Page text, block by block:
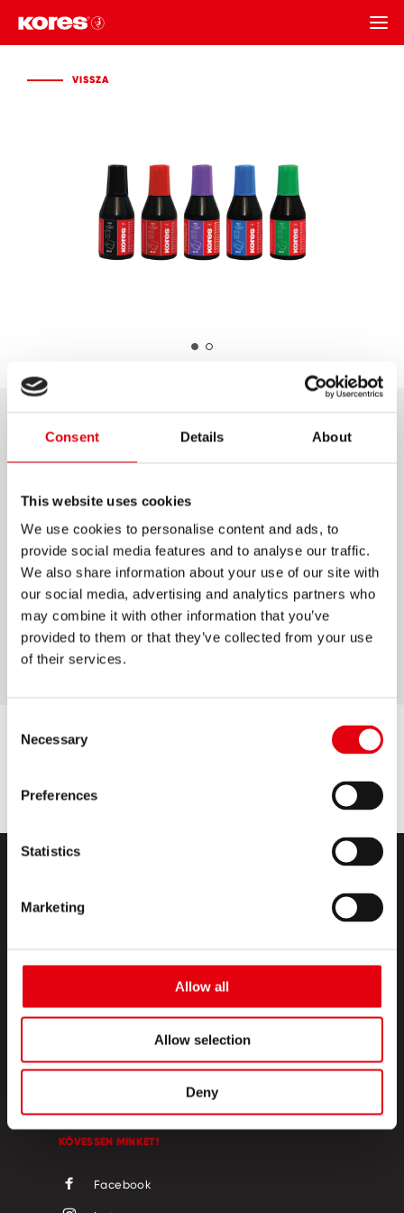
Consent Details About
This website uses cookies
We use cookies to personalise content and ads, to
provide social media features and to analyse our traffic.
We also share information about your use of our site with
our social media, advertising and analytics partners who
may combine it with other information that you’ve
provided to them or that they’ve collected from your use
of their services.
Selection
Necessary
Preferences
Statistics
Marketing
Allow all
Allow selection
Deny
VISSZA
BÉLYEGZŐFESTÉK
nem fakul
A festékes flakon cseppmentes adagolóval a
tiszta, gyors és pontos munkához
5 színben kapható: fekete, kék, zöld, piros, lila
A flakon tartalma: 28 ml
RÓLUNK
KÖVESSEN MINKET!
Facebook